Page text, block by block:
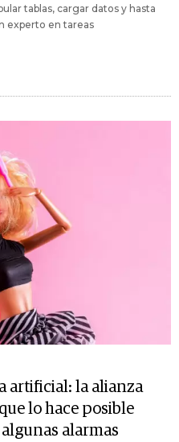
tablas, cargar datos y hasta
experto en tareas
artificial: la alianza
lo hace posible
alarmas